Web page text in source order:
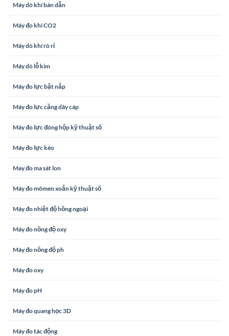
Máy dò khí bán dẫn
Máy đo khí CO2
Máy dò khí rò rỉ
Máy dò lỗ kim
Máy đo lực bật nắp
Máy đo lực căng dây cáp
Máy đo lực đóng hộp kỹ thuật số
Máy đo lực kéo
May đo ma sát lon
Máy đo mômen xoắn kỹ thuật số
Máy đo nhiệt độ hồng ngoại
Máy đo nồng độ oxy
Máy đo nồng độ ph
Máy đo oxy
Máy đo pH
Máy đo quang học 3D
Máy đo tác động